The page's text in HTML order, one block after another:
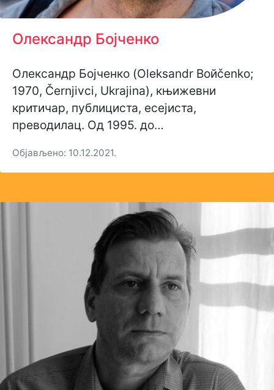
Олександр Бојченко
Олександр Бојченко (Oleksandr Boйčenko;
1970, Černjivci, Ukrajina), књижевни
критичар, публициста, есејиста,
преводилац. Од 1995. до…
Објављено: 10.12.2021.